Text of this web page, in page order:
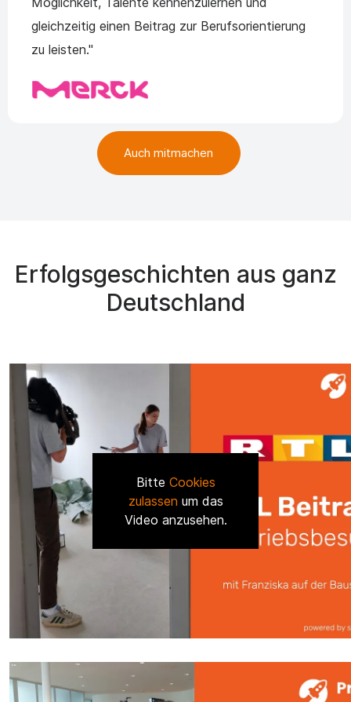
gleichzeitig einen Beitrag zur Berufsorientierung
zu leisten."
Auch mitmachen
Erfolgsgeschichten aus ganz
Deutschland
Bitte Cookies
zulassen um das
Video anzusehen.